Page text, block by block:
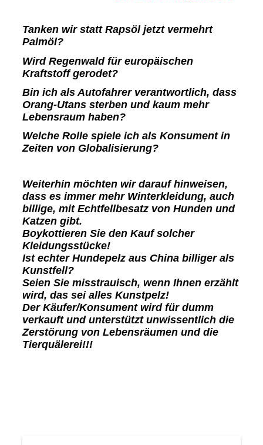
Tanken wir statt Rapsöl jetzt vermehrt
Palmöl?
Wird Regenwald für europäischen
Kraftstoff gerodet?
Bin ich als Autofahrer verantwortlich, dass
Orang-Utans sterben und kaum mehr
Lebensraum haben?
Welche Rolle spiele ich als Konsument in
Zeiten von Globalisierung?
Weiterhin möchten wir darauf hinweisen,
dass es immer mehr Winterkleidung, auch
billige, mit Echtfellbesatz von Hunden und
Katzen gibt.
Boykottieren Sie den Kauf solcher
Kleidungsstücke!
Ist echter Hundepelz aus China billiger als
Kunstfell?
Seien Sie misstrauisch, wenn Ihnen erzählt
wird, das sei alles Kunstpelz!
Der Käufer/Konsument wird für dumm
verkauft und unterstützt unwissentlich die
Zerstörung von Lebensräumen und die
Tierquälerei!!!